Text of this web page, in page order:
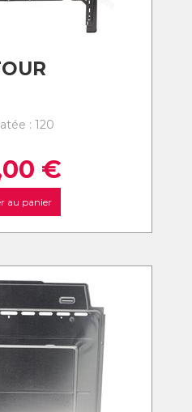
: 120
€
au panier